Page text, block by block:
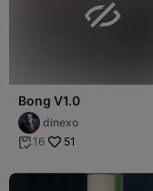

Bong V1.0
dinexo
 16 51